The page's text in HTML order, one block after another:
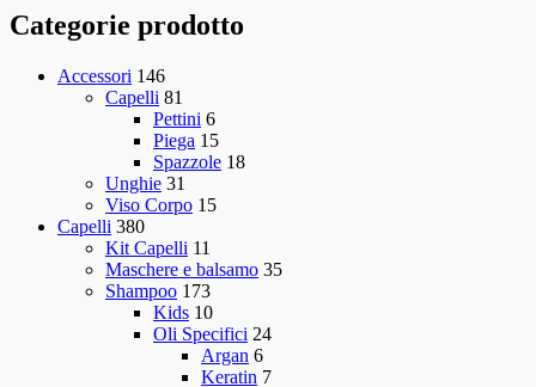
Categorie prodotto
Accessori 146
Capelli 81
Pettini 6
Piega 15
Spazzole 18
Unghie 31
Viso Corpo 15
Capelli 380
Kit Capelli 11
Maschere e balsamo 35
Shampoo 173
Kids 10
Oli Specifici 24
Argan 6
Keratin 7